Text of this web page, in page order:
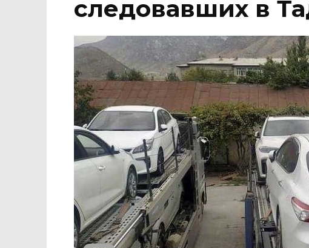
следовавших в